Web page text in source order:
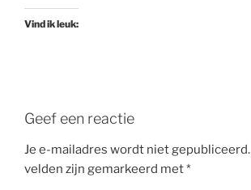
Vind ik leuk:
Geef een reactie
Je e-mailadres wordt niet gepubliceerd.
velden zijn gemarkeerd met*